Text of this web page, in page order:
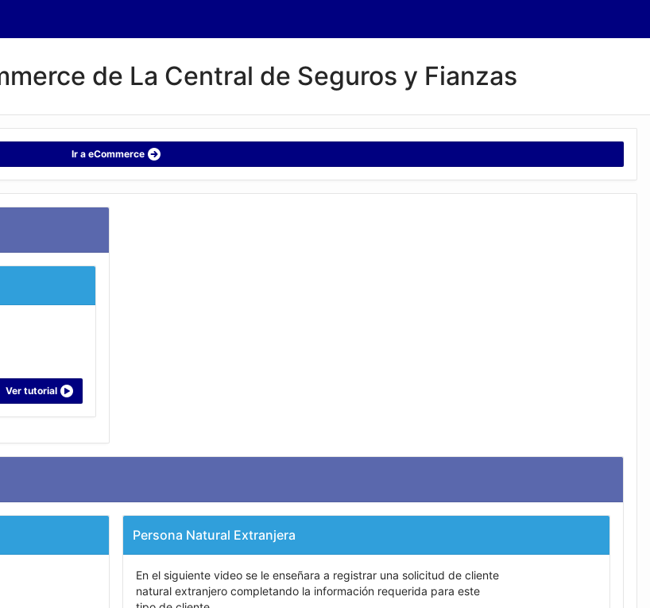
de La Central de Seguros y Fianzas
Ir a eCommerce
Ver tutorial
Persona Natural Extranjera
En el siguiente video se le enseñara a registrar una solicitud de cliente
natural extranjero completando la información requerida para este